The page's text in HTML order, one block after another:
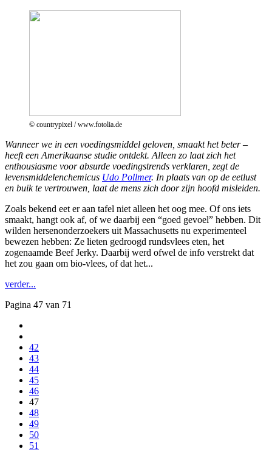
© countrypixel / www.fotolia.de
Wanneer we in een voedingsmiddel geloven, smaakt het beter –
heeft een Amerikaanse studie ontdekt. Alleen zo laat zich het
enthousiasme voor absurde voedingstrends verklaren, zegt de
levensmiddelenchemicus Udo Pollmer. In plaats van op de eetlust
en buik te vertrouwen, laat de mens zich door zijn hoofd misleiden.
Zoals bekend eet er aan tafel niet alleen het oog mee. Of ons iets
smaakt, hangt ook af, of we daarbij een “goed gevoel” hebben. Dit
wilden hersenonderzoekers uit Massachusetts nu experimenteel
bewezen hebben: Ze lieten gedroogd rundsvlees eten, het
zogenaamde Beef Jerky. Daarbij werd ofwel de info verstrekt dat
het zou gaan om bio-vlees, of dat het...
verder...
Pagina 47 van 71
42
43
44
45
46
47
48
49
50
51